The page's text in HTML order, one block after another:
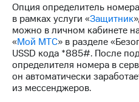
спикера
и акционерам
Корпоративное
управление
Корпоративный
секретарь
Опция определитель
в рамках услуги «Защитник
можно в личном кабинете
«Мой МТС» в разделе
USSD кода *885#. После
определителя номера в
он автоматически
из мессенджеров.